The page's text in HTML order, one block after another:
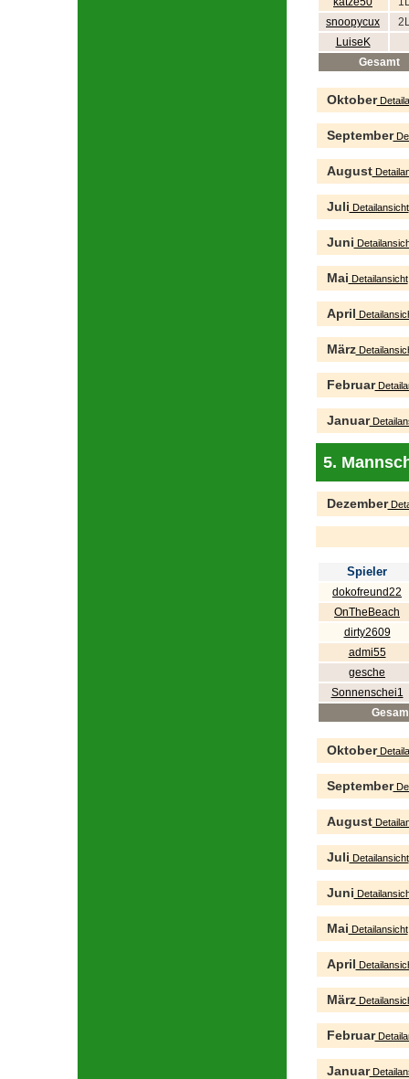
snoopycux
LuiseK
Gesamt
Oktober
September
August
Juli Detailansicht
Juni
Mai Detailansicht
April
März
Februar
Januar
5.
Dezember
Spieler
dokofreund22
OnTheBeach
dirty2609
admi55
gesche
Sonnenschei1
Oktober
September
August
Juli Detailansicht
Juni
Mai Detailansicht
April
März
Februar
Januar